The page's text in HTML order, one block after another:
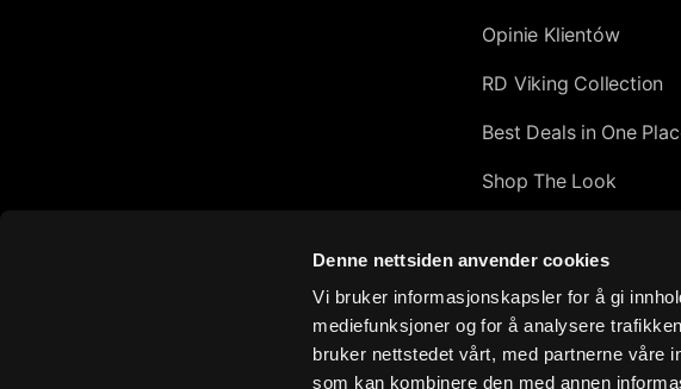
Denne nettsiden anvender cookies
Vi bruker informasjonskapsler for å gi
mediefunksjoner og for å analysere
bruker nettstedet vårt, med partnerne våre
som kan kombinere den med annen
Opinie Klientów
RD Viking Collection
Best Deals in One
Shop The Look
Exclusive Leather
Jak dokonać zwrotu?